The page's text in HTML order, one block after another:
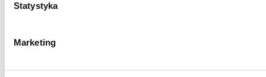
Statystyka
Marketing